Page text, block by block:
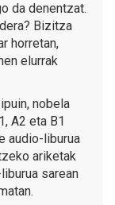
da denentzat.
Bizitza
horretan,
elurrak
nobela
A2 eta B1
audio-liburua
ariketak
sarean